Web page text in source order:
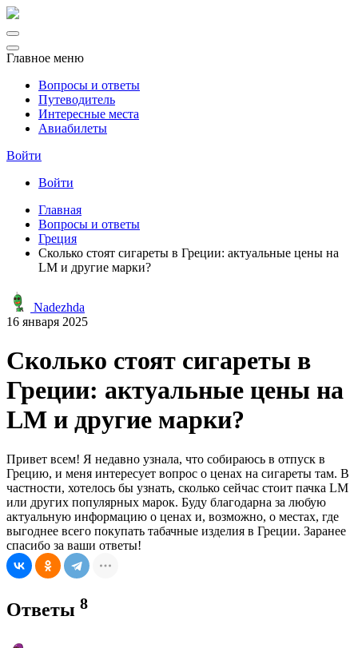
Главное меню
Вопросы и ответы
Путеводитель
Интересные места
Авиабилеты
Войти
Войти
Главная
Вопросы и ответы
Греция
Сколько стоят сигареты в Греции: актуальные цены на
LM и другие марки?
Nadezhda
16 января 2025
Сколько стоят сигареты в
Греции: актуальные цены на
LM и другие марки?
Привет всем! Я недавно узнала, что собираюсь в отпуск в
Грецию, и меня интересует вопрос о ценах на сигареты там. В
частности, хотелось бы узнать, сколько сейчас стоит пачка LM
или других популярных марок. Буду благодарна за любую
актуальную информацию о ценах и, возможно, о местах, где
выгоднее всего покупать табачные изделия в Греции. Заранее
спасибо за ваши ответы!
Ответы 8